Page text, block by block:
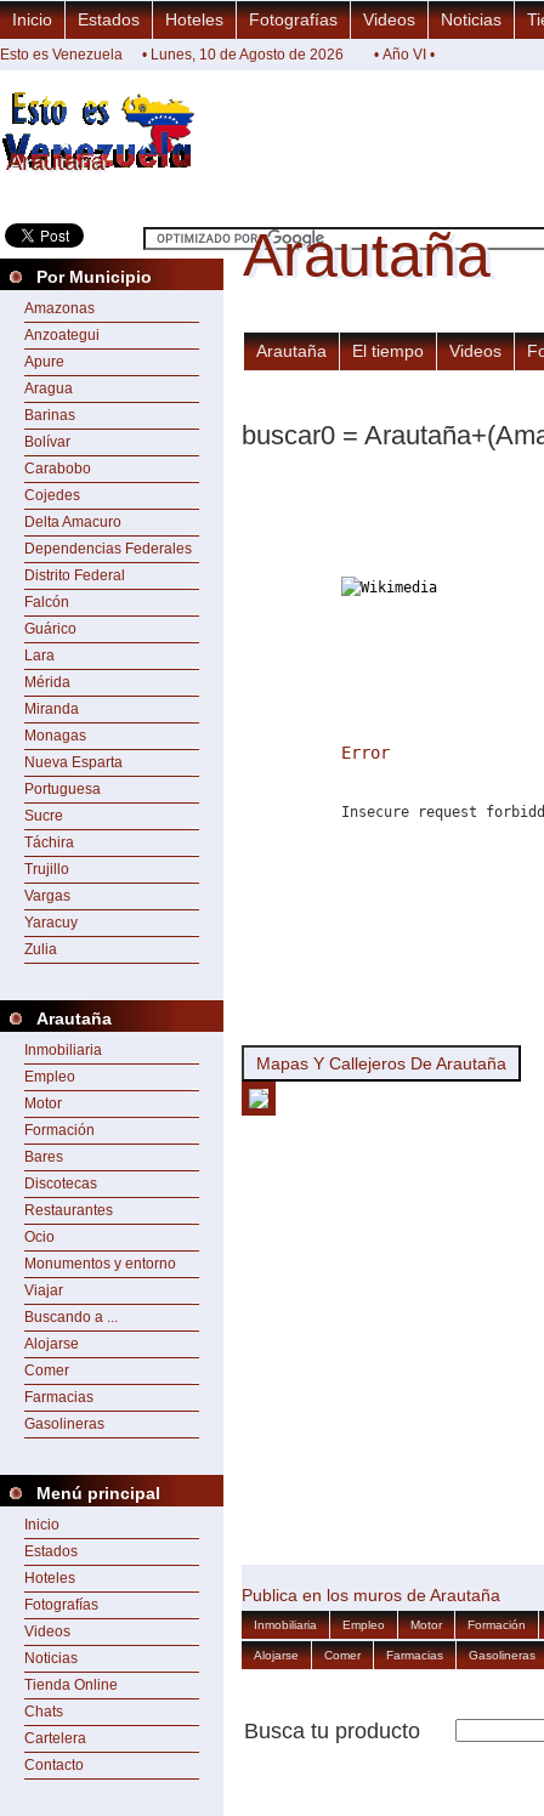
Arautaña
Arautaña
Inicio Estados Hoteles Fotografías Videos Noticias
Esto es Venezuela • Lunes, 10 de Agosto de 2026 • Año VI •
Por Municipio
Amazonas
Anzoategui
Apure
Aragua
Barinas
Bolívar
Carabobo
Cojedes
Delta Amacuro
Dependencias Federales
Distrito Federal
Falcón
Guárico
Lara
Mérida
Miranda
Monagas
Nueva Esparta
Portuguesa
Sucre
Táchira
Trujillo
Vargas
Yaracuy
Zulia
Arautaña
Inmobiliaria
Empleo
Motor
Formación
Bares
Discotecas
Restaurantes
Ocio
Monumentos y entorno
Viajar
Buscando a ...
Alojarse
Comer
Farmacias
Gasolineras
Menú principal
Inicio
Estados
Hoteles
Fotografías
Videos
Noticias
Tienda Online
Chats
Cartelera
Contacto
Arautaña
Arautaña
Arautaña El tiempo Videos
buscar0 =
Error
Insecure request
Mapas Y Callejeros De Arautaña
Publica en los muros de Arautaña
Inmobiliaria Empleo Motor Formación
Alojarse Comer Farmacias Gasolineras
Busca tu producto